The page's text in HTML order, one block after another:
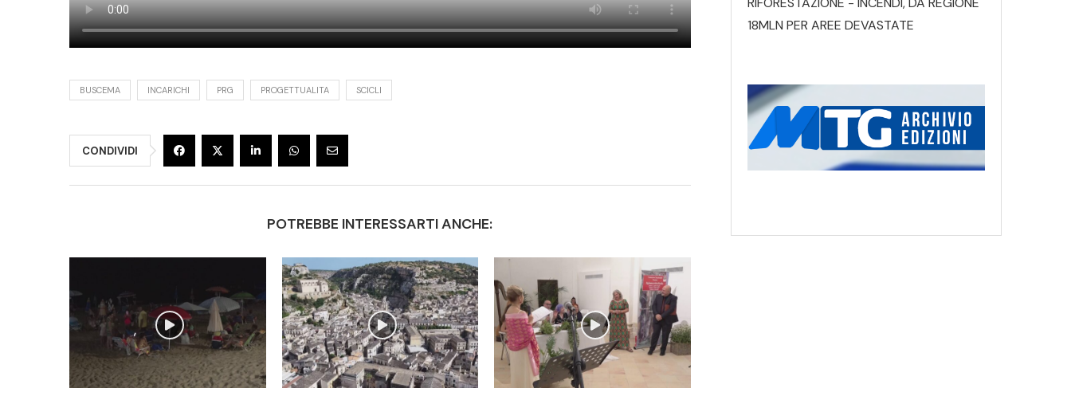
BUSCEMA INCARICHI PRG PROGETTUALITA SCICLI
CONDIVIDI
POTREBBE INTERESSARTI ANCHE:
18MLN PER AREE DEVASTATE